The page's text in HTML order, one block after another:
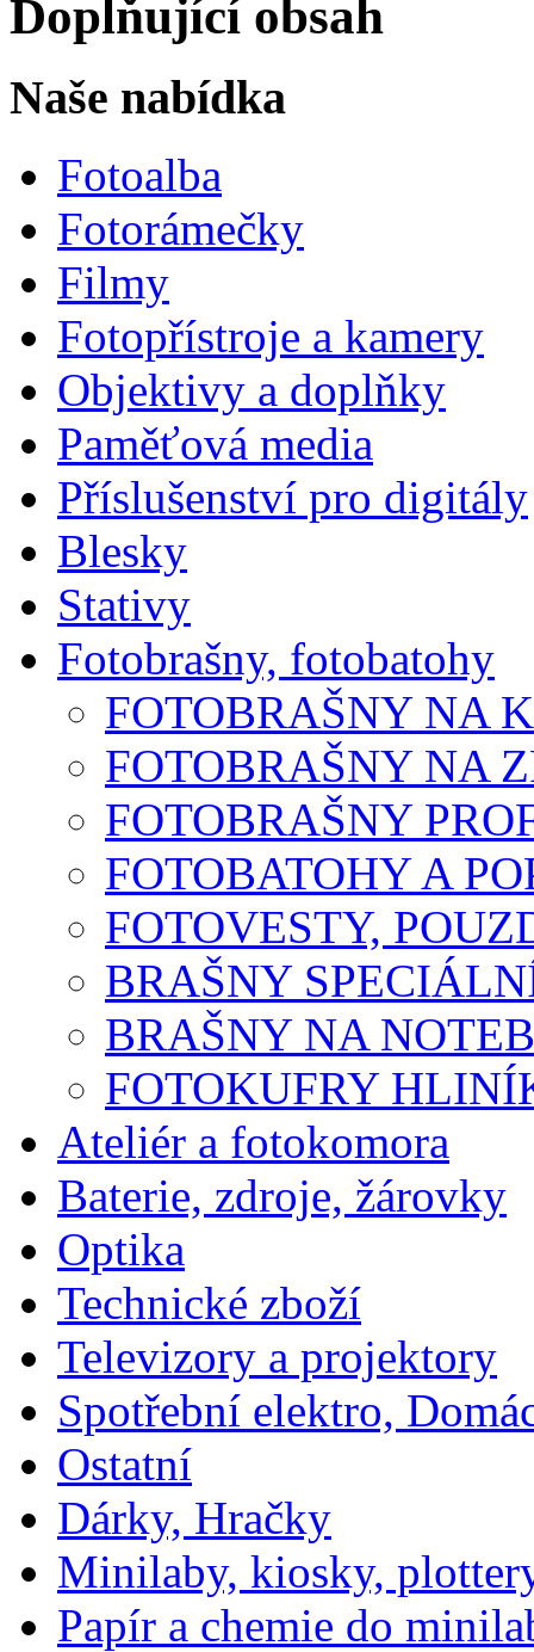
Doplňující obsah
Naše nabídka
Fotoalba
Fotorámečky
Filmy
Fotopřístroje a kamery
Objektivy a doplňky
Paměťová media
Příslušenství pro digitály
Blesky
Stativy
Fotobrašny, fotobatohy
FOTOBRAŠNY NA
FOTOBRAŠNY NA
FOTOBRAŠNY
FOTOBATOHY A
FOTOVESTY,
BRAŠNY
BRAŠNY NA
FOTOKUFRY
Ateliér a fotokomora
Baterie, zdroje, žárovky
Optika
Technické zboží
Televizory a projektory
Spotřební elektro,
Ostatní
Dárky, Hračky
Minilaby, kiosky,
Papír a chemie do